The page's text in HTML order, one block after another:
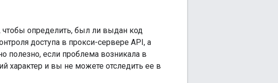
чтобы определить, был ли выдан код
доступа в прокси-сервере API, а
полезно, если проблема возникала в
характер и вы не можете отследить ее в